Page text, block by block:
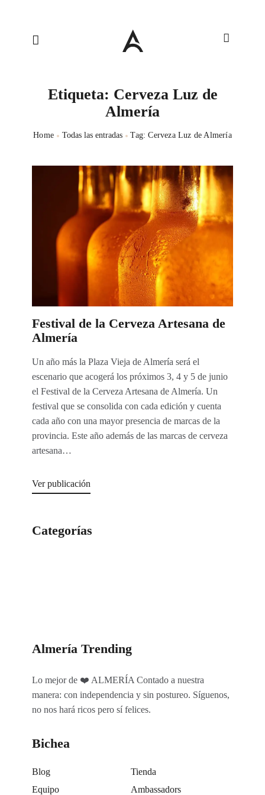
Etiqueta: Cerveza Luz de
Almería
Home Todas las entradas Tag: Cerveza Luz de Almería
Festival de la Cerveza Artesana de
Almería
Un año más la Plaza Vieja de Almería será el
escenario que acogerá los próximos 3, 4 y 5 de junio
el Festival de la Cerveza Artesana de Almería. Un
festival que se consolida con cada edición y cuenta
cada año con una mayor presencia de marcas de la
provincia. Este año además de las marcas de cerveza
artesana…
Ver publicación
Categorías
Almería Trending
Lo mejor de ❤️ ALMERÍA Contado a nuestra
manera: con independencia y sin postureo. Síguenos,
no nos hará ricos pero sí felices.
Bichea
Blog
Tienda
Equipo
Ambassadors